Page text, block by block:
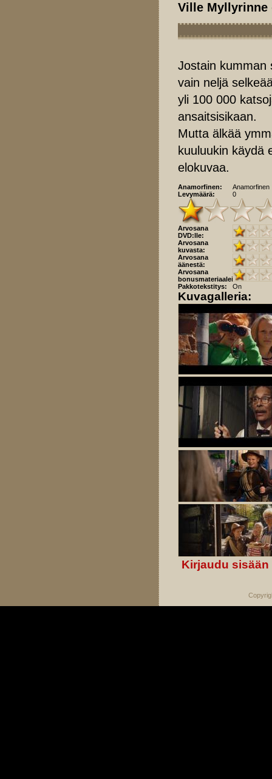
Ville Myllyrinne
Jostain
vain neljä
yli 100 000
ansaitsisikaan.
Mutta älkää
kuuluukin käydä
elokuvaa.
Anamorfinen:
Anamorfinen
Levymäärä:
0
Arvosana
DVD:lle:
Arvosana
kuvasta:
Arvosana
äänestä:
Arvosana
bonusmateriaaleista:
Pakkotekstitys:
On
Kuvagalleria:
Kirjaudu sisään